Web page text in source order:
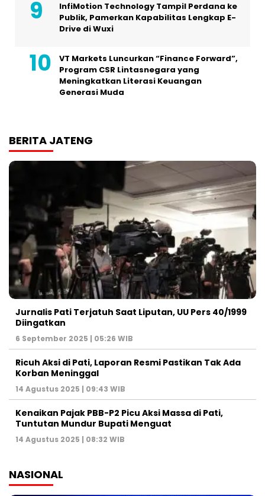
InfiMotion Technology Tampil Perdana ke
Publik, Pamerkan Kapabilitas Lengkap E-
Drive di Wuxi
VT Markets Luncurkan “Finance Forward”,
Program CSR Lintasnegara yang
Meningkatkan Literasi Keuangan
Generasi Muda
BERITA JATENG
Jurnalis Pati Terjatuh Saat Liputan, UU Pers 40/1999
Diingatkan
6 September 2025 | 05:26 WIB
Ricuh Aksi di Pati, Laporan Resmi Pastikan Tak Ada
Korban Meninggal
14 Agustus 2025 | 09:43 WIB
Kenaikan Pajak PBB-P2 Picu Aksi Massa di Pati,
Tuntutan Mundur Bupati Menguat
14 Agustus 2025 | 08:32 WIB
NASIONAL